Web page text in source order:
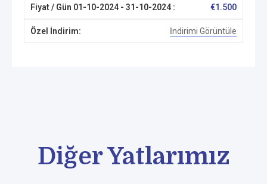
€1.500
İndirimi Görüntüle
Diğer Yatlarımız